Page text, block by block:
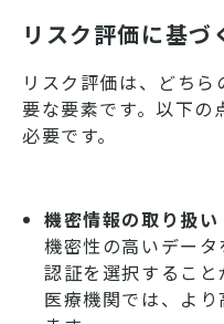
リスク評価に基づ
リスク評価は、どち
要な要素です。以下の
必要です。
機密情報の取り扱い
機密性の高いデー
認証を選択するこ
医療機関では、よ